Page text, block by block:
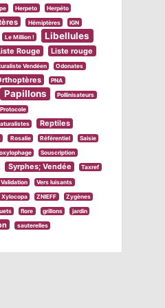
Herpeto Herpéto
Hémiptères IGN
Le Million ! Libellules
Rouge Liste rouge
Vendéen Odonates
PNA
Papillons Pollinisateurs
Protocole
Reptiles
Rosalie Référentiel Saisie
Souscription
Syrphes; Vendée Taxref
Validation Vers luisants
Xylocopa ZNIEFF Zygènes
flore grillons jardin
sauterelles